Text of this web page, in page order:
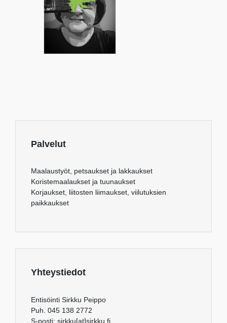
Palvelut
Maalaustyöt, petsaukset ja lakkaukset
Koristemaalaukset ja tuunaukset
Korjaukset, liitosten liimaukset, viilutuksien
paikkaukset
Yhteystiedot
Entisöinti Sirkku Peippo
Puh. 045 138 2772
S-posti: sirkku[at]sirkku.fi